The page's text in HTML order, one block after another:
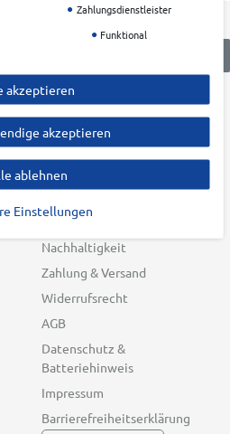
KRUMHOLZ
Über uns
Karriere
Blog
Nachhaltigkeit
Zahlung & Versand
Widerrufsrecht
AGB
Datenschutz &
Batteriehinweis
Impressum
Barrierefreiheitserklärung
Zahlungsdienstleister
Funktional
akzeptieren
akzeptieren
ablehnen
Einstellungen